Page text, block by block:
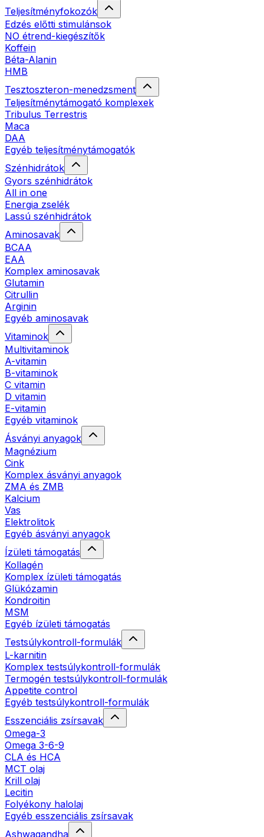
Teljesítményfokozók
Edzés előtti stimulánsok
NO étrend-kiegészítők
Koffein
Béta-Alanin
HMB
Tesztoszteron-menedzsment
Teljesítménytámogató komplexek
Tribulus Terrestris
Maca
DAA
Egyéb teljesítménytámogatók
Szénhidrátok
Gyors szénhidrátok
All in one
Energia zselék
Lassú szénhidrátok
Aminosavak
BCAA
EAA
Komplex aminosavak
Glutamin
Citrullin
Arginin
Egyéb aminosavak
Vitaminok
Multivitaminok
A-vitamin
B-vitaminok
C vitamin
D vitamin
E-vitamin
Egyéb vitaminok
Ásványi anyagok
Magnézium
Cink
Komplex ásványi anyagok
ZMA és ZMB
Kalcium
Vas
Elektrolitok
Egyéb ásványi anyagok
Ízületi támogatás
Kollagén
Komplex ízületi támogatás
Glükózamin
Kondroitin
MSM
Egyéb ízületi támogatás
Testsúlykontroll-formulák
L-karnitin
Komplex testsúlykontroll-formulák
Termogén testsúlykontroll-formulák
Appetite control
Egyéb testsúlykontroll-formulák
Esszenciális zsírsavak
Omega-3
Omega 3-6-9
CLA és HCA
MCT olaj
Krill olaj
Lecitin
Folyékony halolaj
Egyéb esszenciális zsírsavak
Ashwagandha